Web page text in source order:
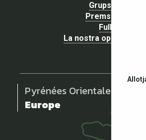
Grups espai
Premsa espai
Fullets
La nostra opinió
Pyrénées Orientales
Europe